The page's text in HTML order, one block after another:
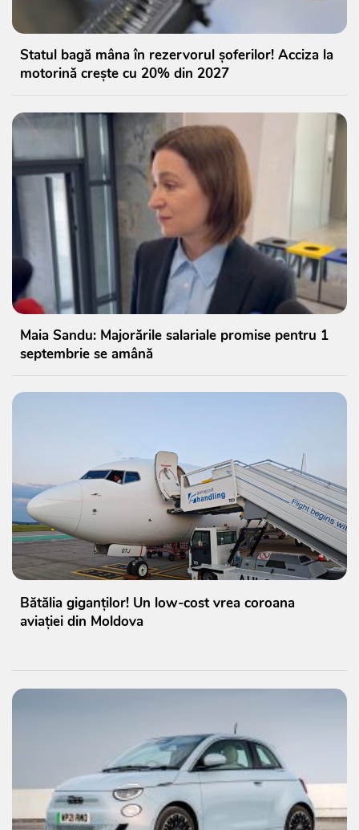
Statul bagă mâna în rezervorul șoferilor! Acciza la
motorină crește cu 20% din 2027
Maia Sandu: Majorările salariale promise pentru 1
septembrie se amână
Bătălia giganților! Un low-cost vrea coroana
aviației din Moldova